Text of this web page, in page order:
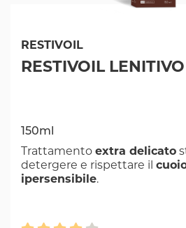
RESTIVOIL
RESTIVOIL
150ml
Trattamento extra delicato
detergere e rispettare il
ipersensibile.